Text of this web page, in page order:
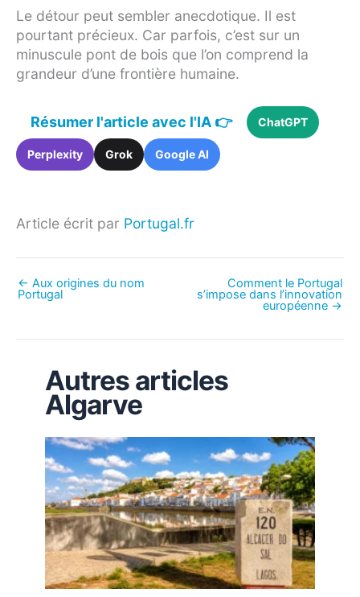
Le détour peut sembler anecdotique. Il est
pourtant précieux. Car parfois, c’est sur un
minuscule pont de bois que l’on comprend la
grandeur d’une frontière humaine.
Résumer l'article avec l'IA 👉 ChatGPT
Perplexity Grok Google AI
Article écrit par Portugal.fr
← Aux origines du nom
Portugal
Comment le Portugal
s’impose dans l’innovation
européenne →
Autres articles
Algarve